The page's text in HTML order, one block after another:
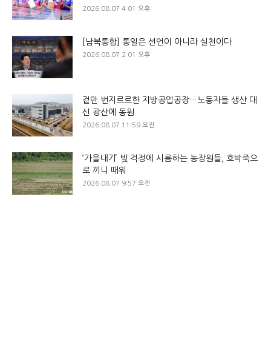
2026.08.07 4:01 오후
[남북통합] 통일은 선언이 아니라 실천이다
2026.08.07 2:01 오후
겉만 번지르르한 지방공업공장…노동자들 생산 대
신 광산에 동원
2026.08.07 11:59 오전
‘가을내기’ 빚 걱정에 시름하는 농장원들, 호박죽으
로 끼니 때워
2026.08.07 9:57 오전